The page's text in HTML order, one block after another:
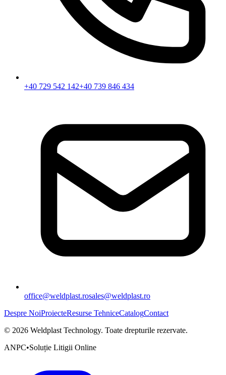
+40 729 542 142+40 739 846 434
office@weldplast.rosales@weldplast.ro
Despre NoiProiecteResurse TehniceCatalogContact
© 2026 Weldplast Technology. Toate drepturile rezervate.
ANPC•Soluție Litigii Online